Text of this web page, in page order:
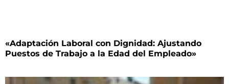
«Adaptación Laboral con Dignidad: Ajustando
Puestos de Trabajo a la Edad del Empleado»